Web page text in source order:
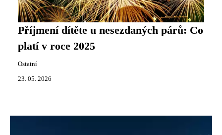
Příjmení dítěte u nesezdaných párů: Co
platí v roce 2025
Ostatní
23. 05. 2026